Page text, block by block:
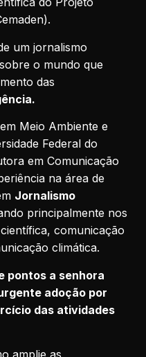
um jornalismo
sobre o mundo que
das
Meio Ambiente e
Federal do
em Comunicação
na área de
Jornalismo
principalmente nos
comunicação
climática.
pontos a senhora
adoção por
das atividades
amplie as